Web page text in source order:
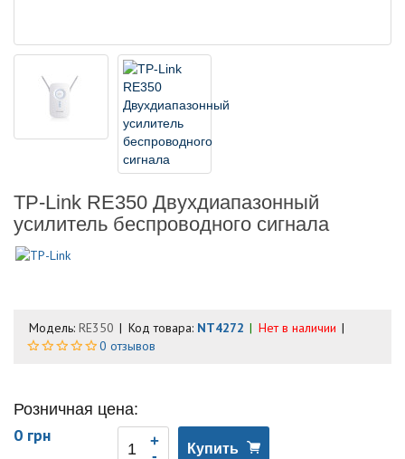
TP-Link RE350 Двухдиапазонный
усилитель беспроводного сигнала
Модель: RE350 Код товара: NT4272
Нет в наличии
0 отзывов
Розничная цена:
0 грн
Купить